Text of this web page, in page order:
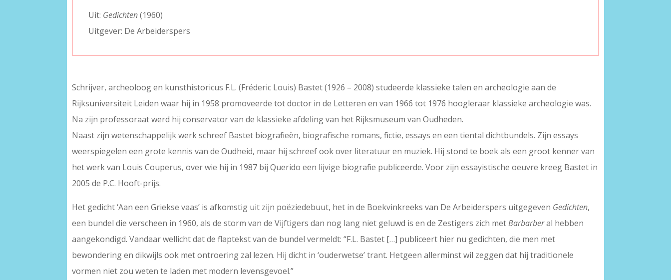
Uit: Gedichten(1960)
Uitgever: De Arbeiderspers
Schrijver, archeoloog en kunsthistoricus F.L. (Fréderic Louis) Bastet (1926 – 2008) studeerde klassieke talen en archeologie aan de
Rijksuniversiteit Leiden waar hij in 1958 promoveerde tot doctor in de Letteren en van 1966 tot 1976 hoogleraar klassieke archeologie was.
Na zijn professoraat werd hij conservator van de klassieke afdeling van het Rijksmuseum van Oudheden.
Naast zijn wetenschappelijk werk schreef Bastet biografieën, biografische romans, fictie, essays en een tiental dichtbundels. Zijn essays
weerspiegelen een grote kennis van de Oudheid, maar hij schreef ook over literatuur en muziek. Hij stond te boek als een groot kenner van
het werk van Louis Couperus, over wie hij in 1987 bij Querido een lijvige biografie publiceerde. Voor zijn essayistische oeuvre kreeg Bastet in
2005 de P.C. Hooft-prijs.
Het gedicht ‘Aan een Griekse vaas’ is afkomstig uit zijn poëziedebuut, het in de Boekvinkreeks van De Arbeiderspers uitgegeven Gedichten,
een bundel die verscheen in 1960, als de storm van de Vijftigers dan nog lang niet geluwd is en de Zestigers zich metBarbarberal hebben
aangekondigd. Vandaar wellicht dat de flaptekst van de bundel vermeldt: “F.L. Bastet […] publiceert hier nu gedichten, die men met
bewondering en dikwijls ook met ontroering zal lezen. Hij dicht in ‘ouderwetse’ trant. Hetgeen allerminst wil zeggen dat hij traditionele
vormen niet zou weten te laden met modern levensgevoel.”